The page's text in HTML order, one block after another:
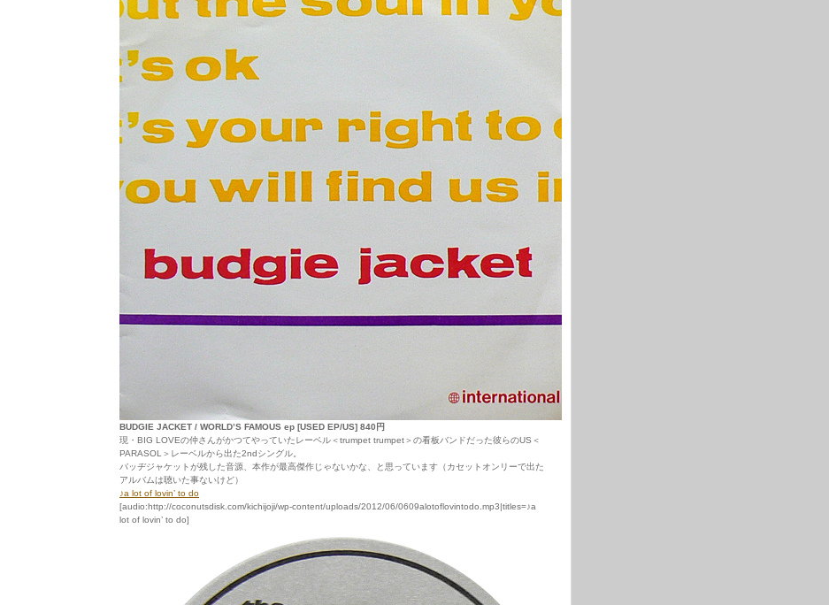
BUDGIE JACKET / WORLD’S FAMOUS ep [USED EP/US] 840円
現・BIG LOVEの仲さんがかつてやっていたレーベル＜trumpet trumpet＞の看板バンドだった彼らのUS＜
PARASOL＞レーベルから出た2ndシングル。
バッヂジャケットが残した音源、本作が最高傑作じゃないかな、と思っています（カセットオンリーで出た
アルバムは聴いた事ないけど）
♪a lot of lovin’ to do
[audio:http://coconutsdisk.com/kichijoji/wp-content/uploads/2012/06/0609alotoflovintodo.mp3|titles=♪a
lot of lovin’ to do]